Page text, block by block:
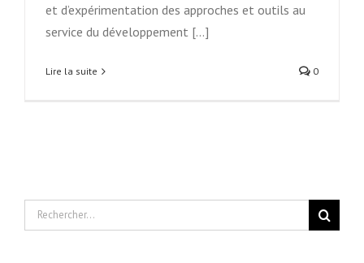
et d’expérimentation des approches et outils au
service du développement [...]
Lire la suite 0
Rechercher